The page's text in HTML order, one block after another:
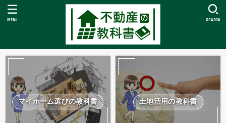
SEARCH
MENU
マイホーム選びの教科書 土地活用の教科書